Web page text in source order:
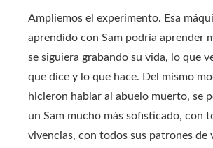
Ampliemos el experimento. Esa
aprendido con Sam podría aprender
se siguiera grabando su vida, lo que
que dice y lo que hace. Del mismo
hicieron hablar al abuelo muerto, se
un Sam mucho más sofisticado, con
vivencias, con todos sus patrones de